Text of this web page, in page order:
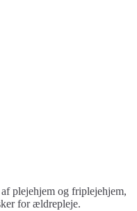
plejehjem og friplejehjem,
for ældrepleje.